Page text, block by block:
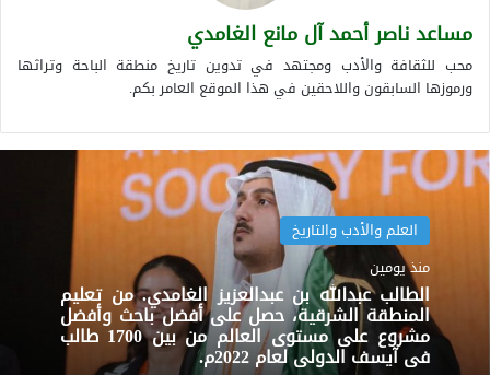
مساعد ناصر أحمد آل مانع الغامدي
محب للثقافة والأدب ومجتهد في تدوين تاريخ منطقة الباحة وتراثها
ورموزها السابقون واللاحقين في هذا الموقع العامر بكم.
العلم والأدب والتاريخ
منذ يومين
الطالب عبدالله بن عبدالعزيز الغامدي. من تعليم
المنطقة الشرقية، حصل على أفضل باحث وأفضل
مشروع على مستوى العالم من بين 1700 طالب
في آيسف الدولي لعام 2022م.